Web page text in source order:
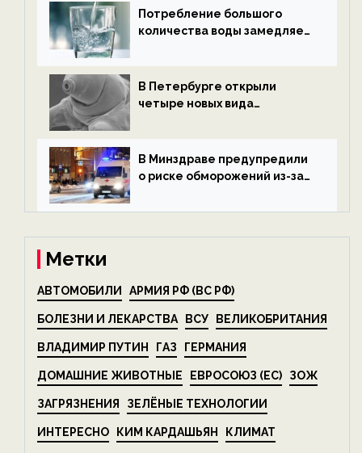
Потребление большого
количества воды замедляет
В Петербурге открыли
четыре новых вида
экологии на ECOportal
В Минздраве предупредили
о риске обморожений из-за
на ECOportal
Метки
АВТОМОБИЛИ АРМИЯ РФ (ВС РФ)
БОЛЕЗНИ И ЛЕКАРСТВА ВСУ ВЕЛИКОБРИТАНИЯ
ВЛАДИМИР ПУТИН ГАЗ ГЕРМАНИЯ
ДОМАШНИЕ ЖИВОТНЫЕ ЕВРОСОЮЗ (ЕС) ЗОЖ
ЗАГРЯЗНЕНИЯ ЗЕЛЁНЫЕ ТЕХНОЛОГИИ
ИНТЕРЕСНО КИМ КАРДАШЬЯН КЛИМАТ